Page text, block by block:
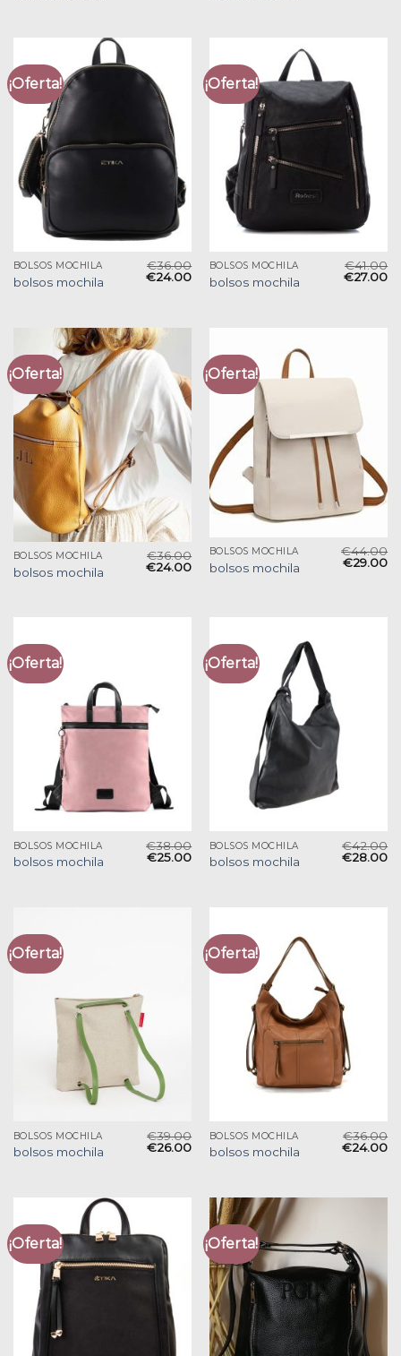
¡Oferta!
BOLSOS MOCHILA
bolsos mochila
€36.00
€24.00
¡Oferta!
BOLSOS MOCHILA
bolsos mochila
€41.00
€27.00
¡Oferta!
BOLSOS MOCHILA
bolsos mochila
€36.00
€24.00
¡Oferta!
BOLSOS MOCHILA
bolsos mochila
€44.00
€29.00
¡Oferta!
BOLSOS MOCHILA
bolsos mochila
€38.00
€25.00
¡Oferta!
BOLSOS MOCHILA
bolsos mochila
€42.00
€28.00
¡Oferta!
BOLSOS MOCHILA
bolsos mochila
€39.00
€26.00
¡Oferta!
BOLSOS MOCHILA
bolsos mochila
€36.00
€24.00
¡Oferta! ¡Oferta!